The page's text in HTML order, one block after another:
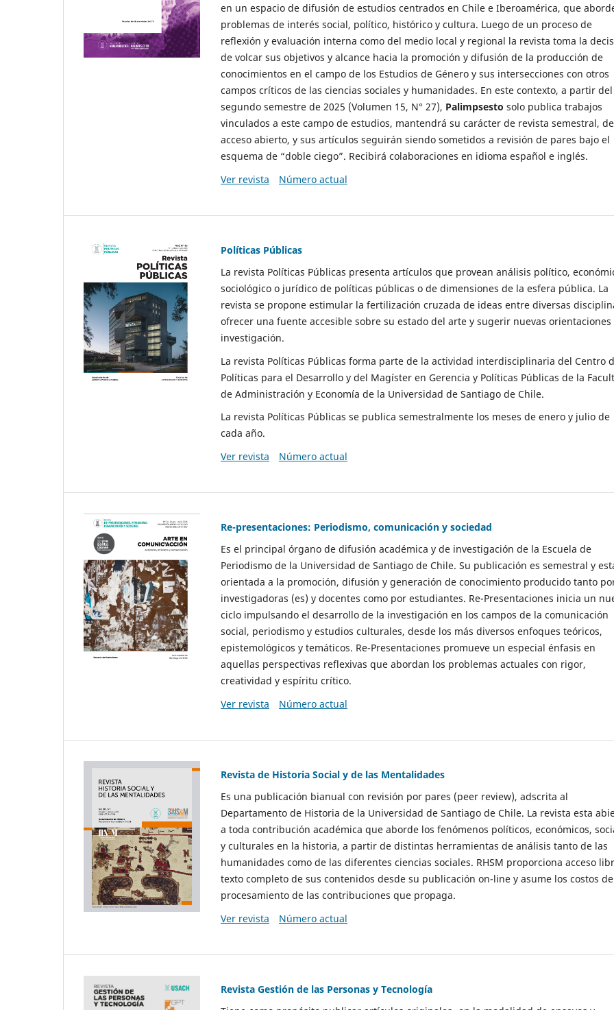
en un espacio de difusión de estudios centrados en Chile e Iberoamérica, que
problemas de interés social, político, histórico y cultura. Luego de un proceso de
reflexión y evaluación interna como del medio local y regional la revista toma la
de volcar sus objetivos y alcance hacia la promoción y difusión de la producción de
conocimientos en el campo de los Estudios de Género y sus intersecciones con otros
campos críticos de las ciencias sociales y humanidades. En este contexto, a partir del
segundo semestre de 2025 (Volumen 15, N° 27), Palimpsesto solo publica trabajos
vinculados a este campo de estudios, mantendrá su carácter de revista semestral, de
acceso abierto, y sus artículos seguirán siendo sometidos a revisión de pares bajo el
esquema de “doble ciego”. Recibirá colaboraciones en idioma español e inglés.
Ver revista
Número actual
Políticas Públicas
La revista Políticas Públicas presenta artículos que provean análisis político,
sociológico o jurídico de políticas públicas o de dimensiones de la esfera pública. La
revista se propone estimular la fertilización cruzada de ideas entre diversas
ofrecer una fuente accesible sobre su estado del arte y sugerir nuevas orientaciones
investigación.
La revista Políticas Públicas forma parte de la actividad interdisciplinaria del Centro
Políticas para el Desarrollo y del Magíster en Gerencia y Políticas Públicas de la
de Administración y Economía de la Universidad de Santiago de Chile.
La revista Políticas Públicas se publica semestralmente los meses de enero y julio de
cada año.
Ver revista
Número actual
Re-presentaciones: Periodismo, comunicación y sociedad
Es el principal órgano de difusión académica y de investigación de la Escuela de
Periodismo de la Universidad de Santiago de Chile. Su publicación es semestral y
orientada a la promoción, difusión y generación de conocimiento producido tanto
investigadoras (es) y docentes como por estudiantes. Re-Presentaciones inicia un
ciclo impulsando el desarrollo de la investigación en los campos de la comunicación
social, periodismo y estudios culturales, desde los más diversos enfoques teóricos,
epistemológicos y temáticos. Re-Presentaciones promueve un especial énfasis en
aquellas perspectivas reflexivas que abordan los problemas actuales con rigor,
creatividad y espíritu crítico.
Ver revista
Número actual
Revista de Historia Social y de las Mentalidades
Es una publicación bianual con revisión por pares (peer review), adscrita al
Departamento de Historia de la Universidad de Santiago de Chile. La revista esta
a toda contribución académica que aborde los fenómenos políticos, económicos,
y culturales en la historia, a partir de distintas herramientas de análisis tanto de las
humanidades como de las diferentes ciencias sociales. RHSM proporciona acceso
texto completo de sus contenidos desde su publicación on-line y asume los costos de
procesamiento de las contribuciones que propaga.
Ver revista
Número actual
Revista Gestión de las Personas y Tecnología